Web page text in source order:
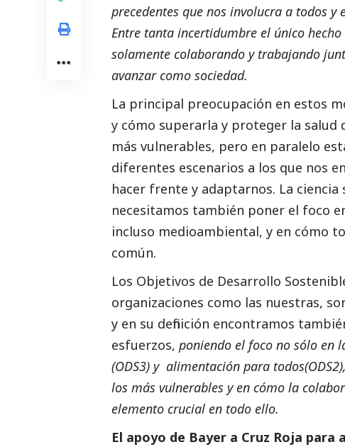
precedentes que nos involucra a todos
Entre tanta incertidumbre el único
solamente colaborando y trabajando
avanzar como sociedad.
La principal preocupación en estos
y cómo superarla y proteger la salud
más vulnerables, pero en paralelo
diferentes escenarios a los que nos
hacer frente y adaptarnos. La ciencia
necesitamos también poner el foco
incluso medioambiental, y en cómo
común.
Los Objetivos de Desarrollo
organizaciones como las nuestras,
y en su definición encontramos
esfuerzos, poniendo el foco no sólo en
(ODS3) y alimentación para
los más vulnerables y en cómo la
elemento crucial en todo ello.
El apoyo de Bayer a Cruz Roja